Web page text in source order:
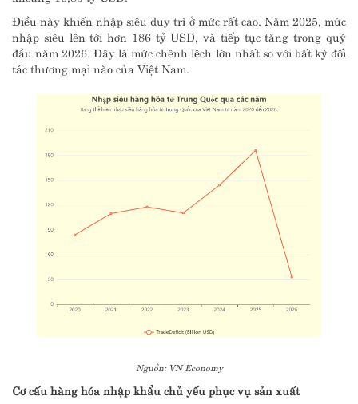
Điều này khiến nhập siêu duy trì ở mức rất cao. Năm 2025, mức
nhập siêu lên tới hơn 186 tỷ USD, và tiếp tục tăng trong quý
đầu năm 2026. Đây là mức chênh lệch lớn nhất so với bất kỳ đối
tác thương mại nào của Việt Nam.
Nguồn: VN Economy
Cơ cấu hàng hóa nhập khẩu chủ yếu phục vụ sản xuất